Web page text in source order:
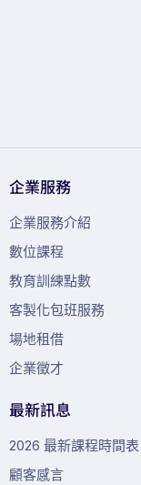
企業服務
企業服務介紹
數位課程
教育訓練點數
客製化包班服務
場地租借
企業徵才
最新訊息
2026 最新課程時間表
顧客感言